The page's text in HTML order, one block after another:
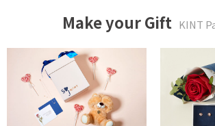
Make your Gift KINT
두근두근 박스 패키지
59,900 WON
Read More
사랑하는 당
20,000 WON
Read More